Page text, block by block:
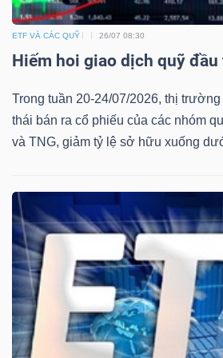
ETF VÀ CÁC QUỸ 26/07 08:30
Hiếm hoi giao dịch quỹ đầu
Trong tuần 20-24/07/2026, thị
thái bán ra cổ phiếu của các nhóm
và TNG, giảm tỷ lệ sở hữu xuống
liệu
tài
chính